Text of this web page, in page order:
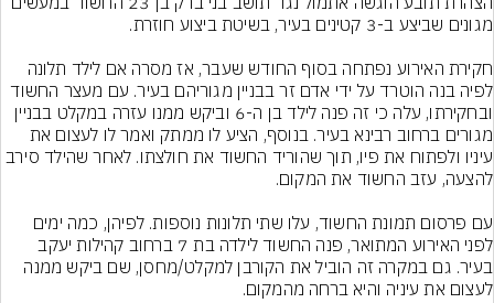
לפיה בנה הוטרד על ידי אדם זר בבניין מגוריהם בעיר. עם מעצר החשוד
עיניו ולפתוח את פיו, תוך שהוריד החשוד את חולצתו. לאחר שהילד סירב
לפני האירוע המתואר, פנה החשוד לילדה בת 7 ברחוב קהילות יעקב
לעצום את עיניה והיא ברחה מהמקום.